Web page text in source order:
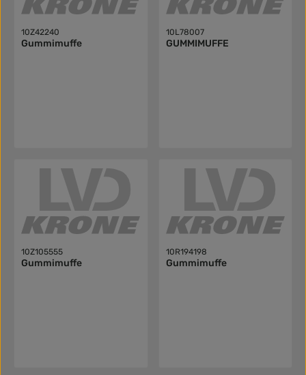
10Z42240
Gummimuffe
10L78007
GUMMIMUFFE
10Z105555
Gummimuffe
10R194198
Gummimuffe